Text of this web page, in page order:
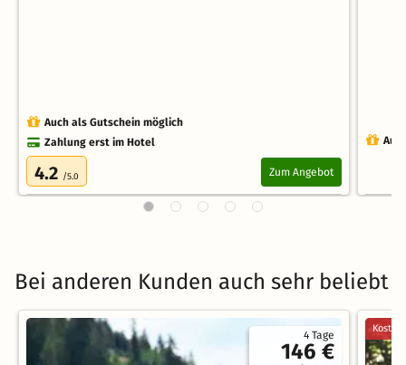
Auch als Gutschein möglich
Zahlung erst im Hotel
4.2 /5.0 Zum Angebot
Bei anderen Kunden auch sehr beliebt
4 Tage
146 €